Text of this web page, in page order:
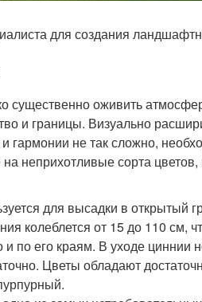
для создания
существенно оживить
и границы. Визуально
гармонии не так сложно,
неприхотливые сорта
для высадки в открытый
колеблется от 15 до 110 см,
и по его краям. В уходе
Цветы обладают